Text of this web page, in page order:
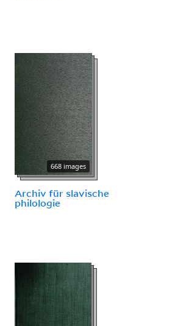
668 images
Archiv für slavische
philologie